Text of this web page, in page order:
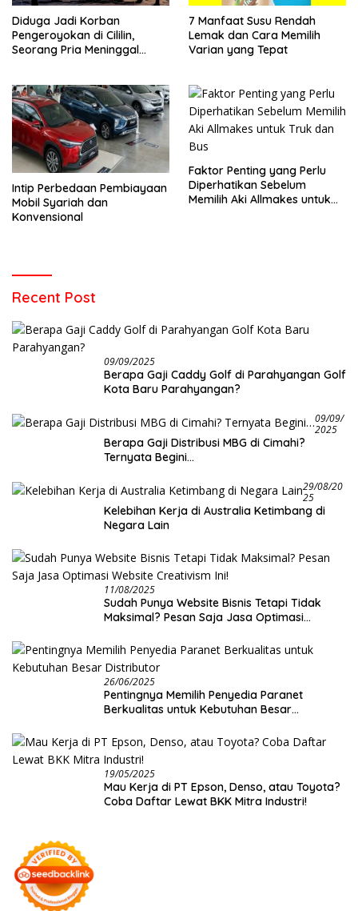
Diduga Jadi Korban
Pengeroyokan di Cililin,
Seorang Pria Meninggal
7 Manfaat Susu Rendah
Lemak dan Cara Memilih
Varian yang Tepat
Intip Perbedaan Pembiayaan
Mobil Syariah dan
Konvensional
Faktor Penting yang Perlu
Diperhatikan Sebelum
Memilih Aki Allmakes untuk
Recent Post
09/09/2025
Berapa Gaji Caddy Golf di Parahyangan Golf
Kota Baru Parahyangan?
09/09/
2025
Berapa Gaji Distribusi MBG di Cimahi?
Ternyata Begini…
29/08/20
25
Kelebihan Kerja di Australia Ketimbang di
Negara Lain
11/08/2025
Sudah Punya Website Bisnis Tetapi Tidak
Maksimal? Pesan Saja Jasa Optimasi
26/06/2025
Pentingnya Memilih Penyedia Paranet
Berkualitas untuk Kebutuhan Besar
19/05/2025
Mau Kerja di PT Epson, Denso, atau Toyota?
Coba Daftar Lewat BKK Mitra Industri!